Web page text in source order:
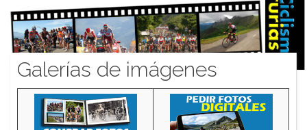
Galerías de imágenes